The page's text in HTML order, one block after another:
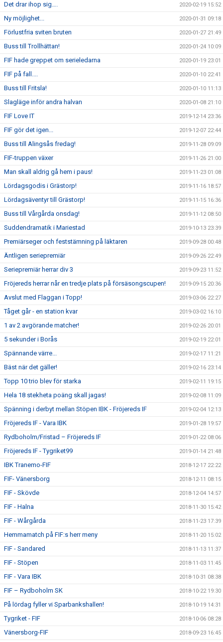
Det drar ihop sig…. 2020-02-19 15:52
Ny möjlighet... 2020-01-31 09:18
Förlustfria sviten bruten 2020-01-27 21:49
Buss till Trollhättan! 2020-01-24 10:09
FIF hade greppet om serieledarna 2020-01-19 23:01
FIF på fall.... 2020-01-10 22:41
Buss till Fritsla! 2020-01-10 11:13
Slagläge inför andra halvan 2020-01-08 21:10
FIF Love IT 2019-12-14 23:36
FIF gör det igen... 2019-12-07 22:44
Buss till Alingsås fredag! 2019-11-28 09:09
FIF-truppen växer 2019-11-26 21:00
Man skall aldrig gå hem i paus! 2019-11-23 01:08
Lördagsgodis i Grästorp! 2019-11-16 18:57
Lördagsäventyr till Grästorp! 2019-11-15 16:36
Buss till Vårgårda onsdag! 2019-11-12 08:50
Suddendramatik i Mariestad 2019-10-13 23:39
Premiärseger och feststämning på läktaren 2019-09-28 00:48
Äntligen seriepremiär 2019-09-26 22:49
Seriepremiär herrar div 3 2019-09-23 11:52
Fröjereds herrar når en tredje plats på försäsongscupen! 2019-09-15 20:36
Avslut med Flaggan i Topp! 2019-03-06 22:27
Tåget går - en station kvar 2019-03-02 16:10
1 av 2 avgörande matcher! 2019-02-26 20:01
5 sekunder i Borås 2019-02-19 22:01
Spännande värre... 2019-02-17 11:21
Bäst när det gäller! 2019-02-16 23:14
Topp 10 trio blev för starka 2019-02-11 19:15
Hela 18 stekheta poäng skall jagas! 2019-02-08 11:09
Spänning i derbyt mellan Stöpen IBK - Fröjereds IF 2019-02-04 12:13
Fröjereds IF - Vara IBK 2019-01-28 19:57
Rydboholm/Fristad – Fröjereds IF 2019-01-22 08:06
Fröjereds IF - Tygriket99 2019-01-14 21:48
IBK Tranemo-FIF 2018-12-17 22:22
FIF- Vänersborg 2018-12-11 08:15
FIF - Skövde 2018-12-04 14:57
FIF - Halna 2018-11-30 15:42
FIF - Wårgårda 2018-11-23 17:39
Hemmamatch på FIF:s herr meny 2018-11-20 15:02
FIF - Sandared 2018-11-13 11:37
FIF - Stöpen 2018-11-03 11:45
FIF - Vara IBK 2018-10-31 08:38
FIF – Rydboholm SK 2018-10-22 19:30
På lördag fyller vi Sparbankshallen! 2018-10-19 14:31
Tygriket - FIF 2018-10-06 08:28
Vänersborg-FIF 2018-09-23 16:45